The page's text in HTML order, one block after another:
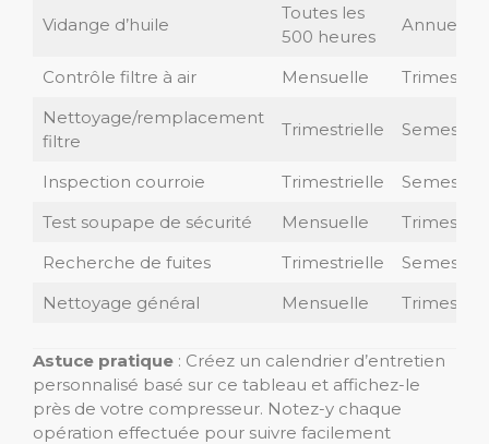
Vidange d’huile
Toutes les
500 heures
Annuelle
Contrôle filtre à air Mensuelle
Nettoyage/remplacement
filtre
Trimestrielle
Inspection courroie Trimestrielle
Test soupape de sécurité
Mensuelle
Recherche de fuites
Trimestrielle
Nettoyage général
Mensuelle
Astuce pratique : Créez un calendrier d’entretien
personnalisé basé sur ce tableau et affichez-le
près de votre compresseur. Notez-y chaque
opération effectuée pour suivre facilement